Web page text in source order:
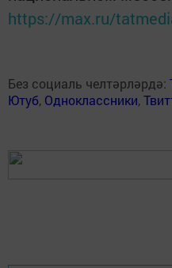
https://max.ru/
Без социаль челтәрләрдә:
Ютуб, Одноклассники,